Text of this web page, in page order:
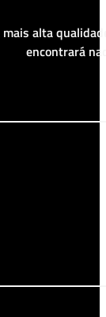
alta
encontrará